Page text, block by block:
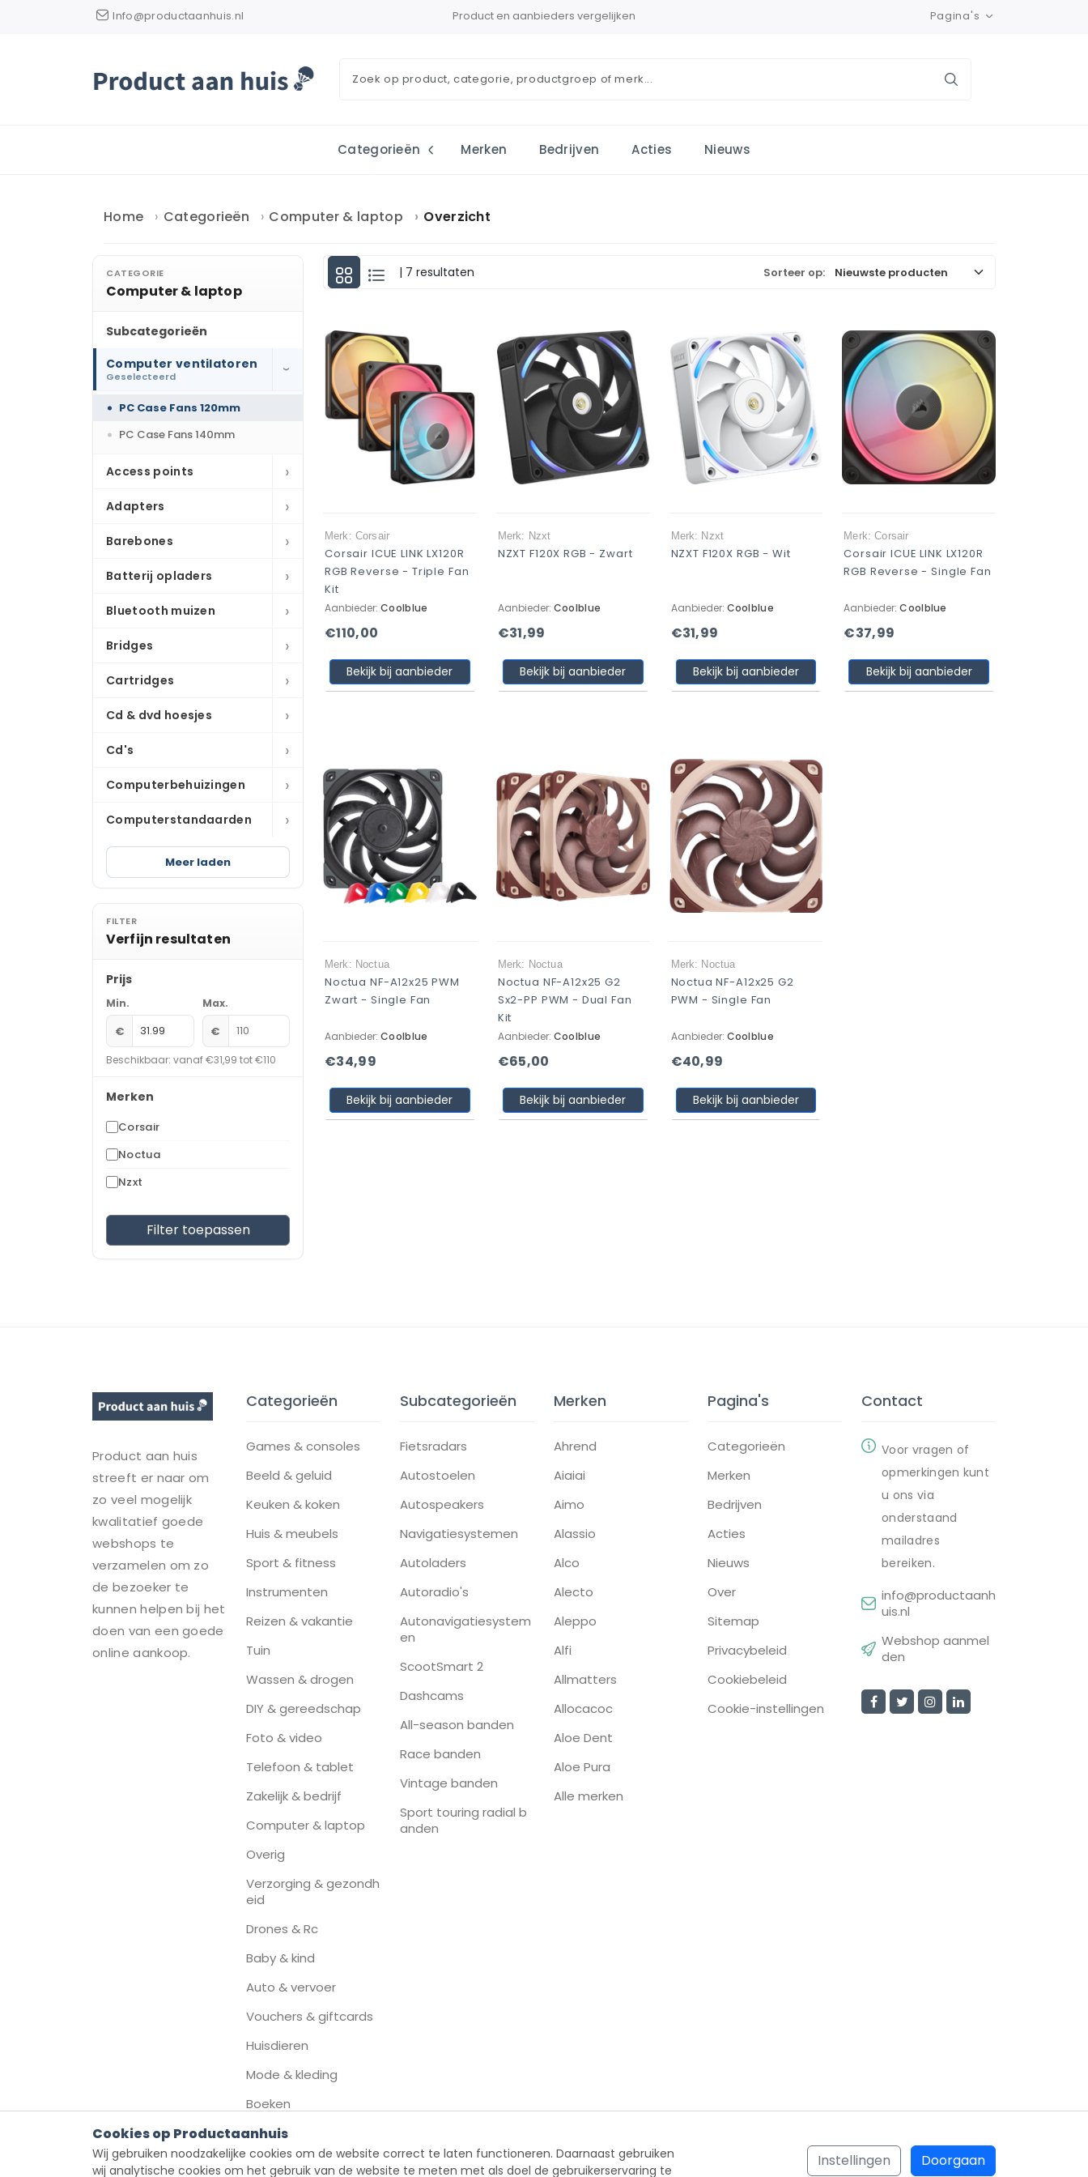
Info@productaanhuis.nl Product en aanbieders vergelijken Pagina's
Categorieën Merken Bedrijven Acties Nieuws
Home Categorieën Computer & laptop Overzicht
| 7 resultaten Sorteer op:
Merk: Corsair
Corsair ICUE LINK LX120R
RGB Reverse - Triple Fan
Kit
Aanbieder: Coolblue
€110,00
Bekijk bij aanbieder
Merk: Nzxt
NZXT F120X RGB - Zwart
Aanbieder: Coolblue
€31,99
Bekijk bij aanbieder
Merk: Nzxt
NZXT F120X RGB - Wit
Aanbieder: Coolblue
€31,99
Bekijk bij aanbieder
Merk: Corsair
Corsair ICUE LINK LX120R
RGB Reverse - Single Fan
Aanbieder:Coolblue
€37,99
Bekijk bij aanbieder
Merk: Noctua
Noctua NF-A12x25 PWM
Zwart - Single Fan
Aanbieder: Coolblue
€34,99
Bekijk bij aanbieder
Merk: Noctua
Noctua NF-A12x25 G2
Sx2-PP PWM - Dual Fan
Kit
Aanbieder: Coolblue
€65,00
Bekijk bij aanbieder
Merk: Noctua
Noctua NF-A12x25 G2
PWM - Single Fan
Aanbieder: Coolblue
€40,99
Bekijk bij aanbieder
CATEGORIE
Computer & laptop
Subcategorieën
Computer ventilatoren
Geselecteerd
›
PC Case Fans 120mm
PC Case Fans 140mm
Access points ›
Adapters ›
Barebones ›
Batterij opladers ›
Bluetooth muizen ›
Bridges ›
Cartridges ›
Cd & dvd hoesjes ›
Cd's ›
Computerbehuizingen ›
Computerstandaarden ›
Meer laden
FILTER
Verfijn resultaten
Prijs
Min.
€
Max.
€
Beschikbaar: vanaf €31,99 tot €110
Merken
Corsair
Noctua
Nzxt
Filter toepassen
Product aan huis
streeft er naar om
zo veel mogelijk
kwalitatief goede
webshops te
verzamelen om zo
de bezoeker te
kunnen helpen bij het
doen van een goede
online aankoop.
Categorieën
Games & consoles
Beeld & geluid
Keuken & koken
Huis & meubels
Sport & fitness
Instrumenten
Reizen & vakantie
Tuin
Wassen & drogen
DIY & gereedschap
Foto & video
Telefoon & tablet
Zakelijk & bedrijf
Computer & laptop
Overig
Verzorging & gezondh
eid
Drones & Rc
Baby & kind
Auto & vervoer
Vouchers & giftcards
Huisdieren
Mode & kleding
Boeken
Subcategorieën
Fietsradars
Autostoelen
Autospeakers
Navigatiesystemen
Autoladers
Autoradio's
Autonavigatiesystem
en
ScootSmart 2
Dashcams
All-season banden
Race banden
Vintage banden
Sport touring radial b
anden
Merken
Ahrend
Aiaiai
Aimo
Alassio
Alco
Alecto
Aleppo
Alfi
Allmatters
Allocacoc
Aloe Dent
Aloe Pura
Alle merken
Pagina's
Categorieën
Merken
Bedrijven
Acties
Nieuws
Over
Sitemap
Privacybeleid
Cookiebeleid
Cookie-instellingen
Contact
Voor vragen of
opmerkingen kunt
u ons via
onderstaand
mailadres
bereiken.
info@productaanh
uis.nl
Webshop aanmel
den
Cookies op Productaanhuis
Wij gebruiken noodzakelijke cookies om de website correct te laten functioneren. Daarnaast gebruiken
wij analytische cookies om het gebruik van de website te meten met als doel de gebruikerservaring te
Instellingen Doorgaan